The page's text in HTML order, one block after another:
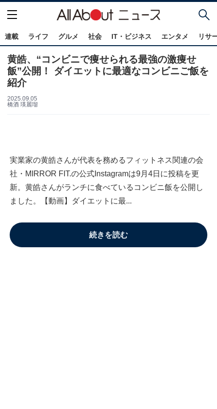
連載 ライフ グルメ 社会 IT・ビジネス エンタメ リサ
黄皓、“コンビニで痩せられる最強の激痩せ
飯”公開！ ダイエットに最適なコンビニご飯を
紹介
2025.09.05
橋酒 瑛麗瑠
実業家の黄皓さんが代表を務めるフィットネス関連の会
社・MIRROR FIT.の公式Instagramは9月4日に投稿を更
新。黄皓さんがランチに食べているコンビニ飯を公開し
ました。【動画】ダイエットに最...
続きを読む